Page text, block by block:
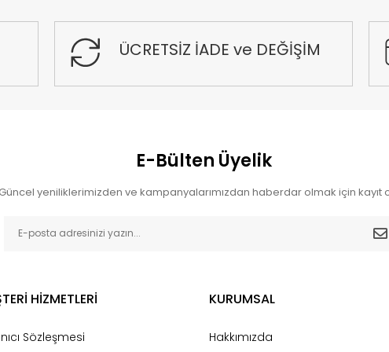
ÜCRETSİZ İADE ve DEĞİŞİM
E-Bülten Üyelik
Güncel yeniliklerimizden ve kampanyalarımızdan haberdar olmak için kayıt
HİZMETLERİ
Sözleşmesi
KURUMSAL
Hakkımızda